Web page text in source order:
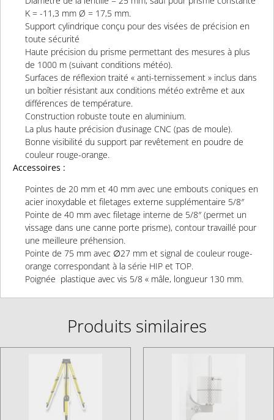
K = -11,3 mm Ø = 17,5 mm.
Support cylindrique conçu pour des visées de précision en
toute sécurité
Haute précision du prisme permettant des mesures à plus
de 1000 m (suivant conditions météo).
Surfaces de réflexion traité « anti-ternissement » inclus dans
un boîtier résistant aux conditions météo extrême et aux
différences de température.
Construction robuste toute en aluminium.
La plus haute précision d’usinage CNC (pas de moule).
Bonne visibilité du support par revêtement en poudre de
couleur rouge-orange.
Accessoires :
Pointes de 20 mm et 40 mm avec une embouts coniques en
acier inoxydable et filetages externe supplémentaire 5/8″
Pointe de 40 mm avec filetage interne de 5/8″ (permet un
vissage dans une canne porte prisme), contour travaillé pour
une meilleure préhension.
Pointe de 75 mm avec ∅27 mm et signal de couleur rouge-
orange correspondant à la série HIP et TOP.
Poignée plastique avec vis 5/8 « mâle, longueur 130 mm.
Produits similaires